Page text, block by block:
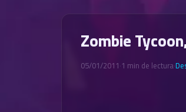
Zombie
05/01/2011·1 min de lectura·